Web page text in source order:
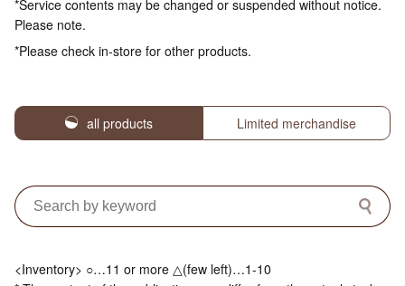
*Service contents may be changed or suspended without notice.
Please note.
*Please check in-store for other products.
all products Limited merchandise
<Inventory> ○…11 or more △(few left)…1-10